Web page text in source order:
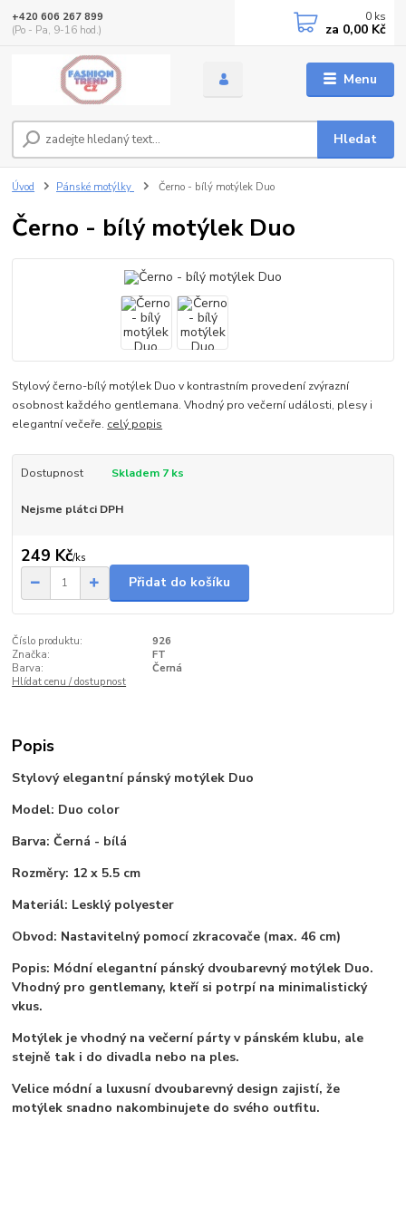
Menu
Hledat
+420 606 267 899
(Po - Pa, 9-16 hod.)
0 ks
za 0,00 Kč
Úvod Pánské motýlky Černo - bílý motýlek Duo
Černo - bílý motýlek Duo
Stylový černo-bílý motýlek Duo v kontrastním provedení zvýrazní
osobnost každého gentlemana. Vhodný pro večerní události, plesy i
elegantní večeře. celý popis
Dostupnost Skladem 7 ks
Nejsme plátci DPH
249 Kč/ks
Přidat do košíku
Číslo produktu:
926
Značka:
FT
Barva:
Černá
Hlídat cenu / dostupnost
Popis
Stylový elegantní pánský motýlek Duo
Model: Duo color
Barva: Černá - bílá
Rozměry: 12 x 5.5 cm
Materiál: Lesklý polyester
Obvod: Nastavitelný pomocí zkracovače (max. 46 cm)
Popis: Módní elegantní pánský dvoubarevný motýlek Duo.
Vhodný pro gentlemany, kteří si potrpí na minimalistický
vkus.
Motýlek je vhodný na večerní párty v pánském klubu, ale
stejně tak i do divadla nebo na ples.
Velice módní a luxusní dvoubarevný design zajistí, že
motýlek snadno nakombinujete do svého outfitu.